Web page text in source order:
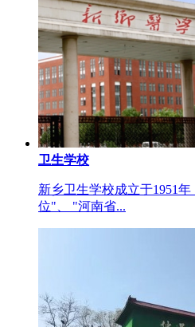
卫生学校
新乡卫生学校成立于1951
位"、 "河南省...